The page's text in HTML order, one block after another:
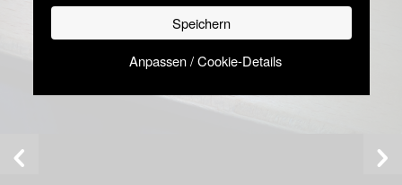
Speichern
Anpassen / Cookie-Details